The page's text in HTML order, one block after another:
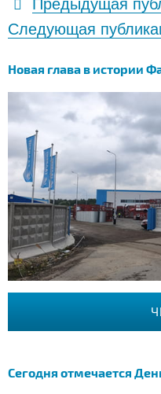
Предыдущая
Следующая
Новая глава в истории
Сегодня отмечается